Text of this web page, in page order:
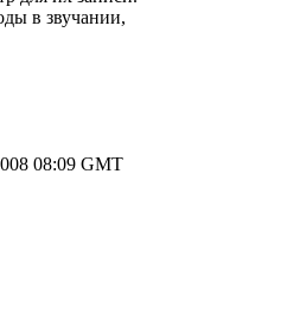
в звучании,
08:09 GMT